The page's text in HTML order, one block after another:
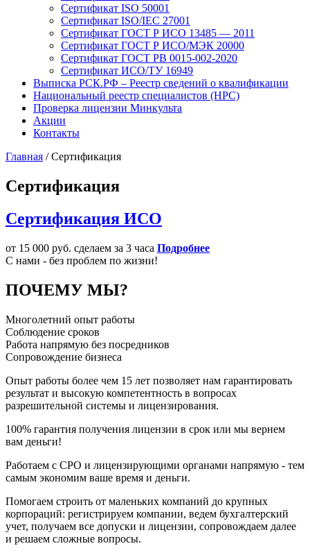
Сертификат ISO 50001
Сертификат ISO/IEC 27001
Сертификат ГОСТ Р ИСО 13485 — 2011
Сертификат ГОСТ Р ИСО/МЭК 20000
Сертификат ГОСТ РВ 0015-002-2020
Сертификат ИСО/ТУ 16949
Выписка РСК.РФ – Реестр сведений о квалификации
Национальный реестр специалистов (НРС)
Проверка лицензии Минкульта
Акции
Контакты
Главная /Сертификация
Сертификация
Сертификация ИСО
от 15 000 руб. сделаем за 3 часа Подробнее
C нами - без проблем по жизни!
ПОЧЕМУ МЫ?
Многолетний опыт работы
Соблюдение сроков
Работа напрямую без посредников
Сопровождение бизнеса
Опыт работы более чем 15 лет позволяет нам гарантировать
результат и высокую компетентность в вопросах
разрешительной системы и лицензирования.
100% гарантия получения лицензии в срок или мы вернем
вам деньги!
Работаем с СРО и лицензирующими органами напрямую - тем
самым экономим ваше время и деньги.
Помогаем строить от маленьких компаний до крупных
корпораций: регистрируем компании, ведем бухгалтерский
учет, получаем все допуски и лицензии, сопровождаем далее
и решаем сложные вопросы.